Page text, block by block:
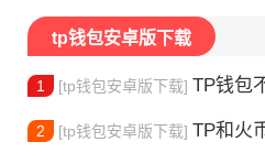
tp钱包安卓版下载
1 [tp钱包安卓版下载] TP钱包
2 [tp钱包安卓版下载] TP和火币钱